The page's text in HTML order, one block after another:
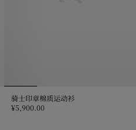
骑士印章棉质运动衫
¥5,900.00